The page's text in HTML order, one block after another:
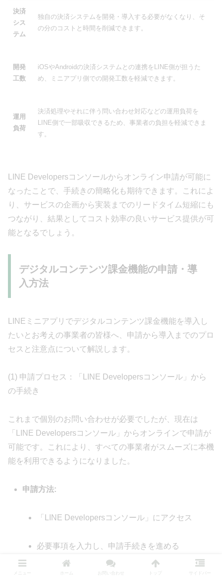
決済
シス
テム
独自の決済システムを開発・導入する必要がなくなり、そ
の分のコストと時間を削減できます。
開発
工数
iOSやAndroidの決済システムとの連携をLINE側が担うた
め、ミニアプリ側での開発工数を軽減できます。
運用
負荷
決済処理やそれに伴う問い合わせ対応などの運用負荷を
LINE側で一部吸収できるため、事業者の負担を軽減できま
す。
LINE Developersコンソールからオンライン申請が可能に
なったことで、手続きの簡略化も期待できます。これによ
り、サービスの企画から実装までのリードタイム短縮にも
つながり、結果としてコスト効率の良いサービス提供が可
能となるでしょう。
デジタルコンテンツ課金機能の申請・導
入方法
LINEミニアプリでデジタルコンテンツ課金機能を導入し
たいとお考えの事業者の皆様へ、申請から導入までのプロ
セスと注意点について解説します。
(1) 申請プロセス：「LINE Developersコンソール」から
の手続き
これまで個別のお問い合わせが必要でしたが、現在は
「LINE Developersコンソール」からオンラインで申請が
可能です。これにより、すべての事業者がスムーズに本機
能を利用できるようになりました。
申請方法:
「LINE Developersコンソール」にアクセス
必要事項を入力し、申請手続きを進める
(2) 導入に必要な準備と注意点
メニュー ホーム お問い合わせ サイドバー